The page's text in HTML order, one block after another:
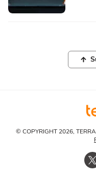
© COPYRIGHT 2026,